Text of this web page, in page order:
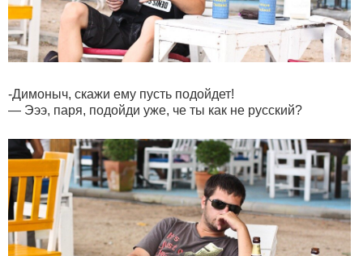
-Димоныч, скажи ему пусть подойдет!
— Эээ, паря, подойди уже, че ты как не русский?